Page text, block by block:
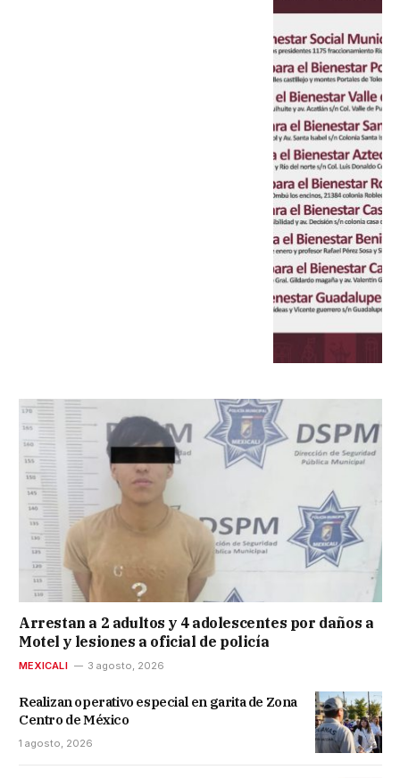
Arrestan a 2 adultos y 4 adolescentes por daños a
Motel y lesiones a oficial de policía
MEXICALI 3 agosto, 2026
Realizan operativo especial en garita de Zona
Centro de México
1 agosto, 2026